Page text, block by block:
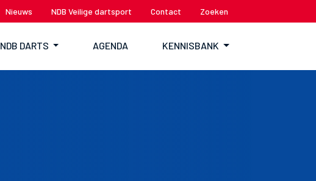
Nieuws NDB Veilige dartsport Contact Zoeken
NDB DARTS AGENDA KENNISBANK